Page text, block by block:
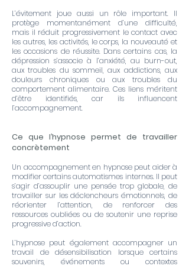
L’évitement joue aussi un rôle important. Il
protège momentanément d’une difficulté,
mais il réduit progressivement le contact avec
les autres, les activités, le corps, la nouveauté et
les occasions de réussite. Dans certains cas, la
dépression s’associe à l’anxiété, au burn-out,
aux troubles du sommeil, aux addictions, aux
douleurs chroniques ou aux troubles du
comportement alimentaire. Ces liens méritent
d’être identifiés, car ils influencent
l’accompagnement.
Ce que l’hypnose permet de travailler
concrètement
Un accompagnement en hypnose peut aider à
modifier certains automatismes internes. Il peut
s’agir d’assouplir une pensée trop globale, de
travailler sur les déclencheurs émotionnels, de
réorienter l’attention, de renforcer des
ressources oubliées ou de soutenir une reprise
progressive d’action.
L’hypnose peut également accompagner un
travail de désensibilisation lorsque certains
souvenirs, événements ou contextes